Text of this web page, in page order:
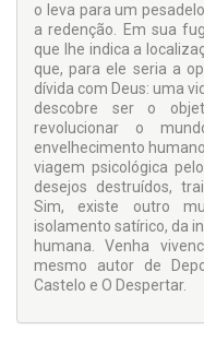
o leva para um
a redenção. Em sua
que lhe indica a
que, para ele seria a
dívida com Deus: uma
descobre ser o
revolucionar o
envelhecimento
viagem psicológica
desejos destruídos,
Sim, existe outro
isolamento satírico, da
humana. Venha
mesmo autor de
Castelo e O Despertar.